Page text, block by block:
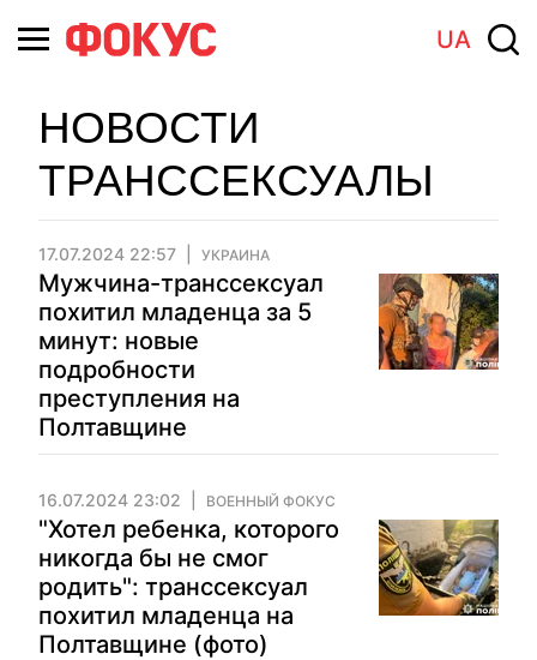
UA
НОВОСТИ
ТРАНССЕКСУАЛЫ
17.07.2024 22:57 УКРАИНА
Мужчина-транссексуал
похитил младенца за 5
минут: новые
подробности
преступления на
Полтавщине
16.07.2024 23:02 ВОЕННЫЙ ФОКУС
"Хотел ребенка, которого
никогда бы не смог
родить": транссексуал
похитил младенца на
Полтавщине (фото)